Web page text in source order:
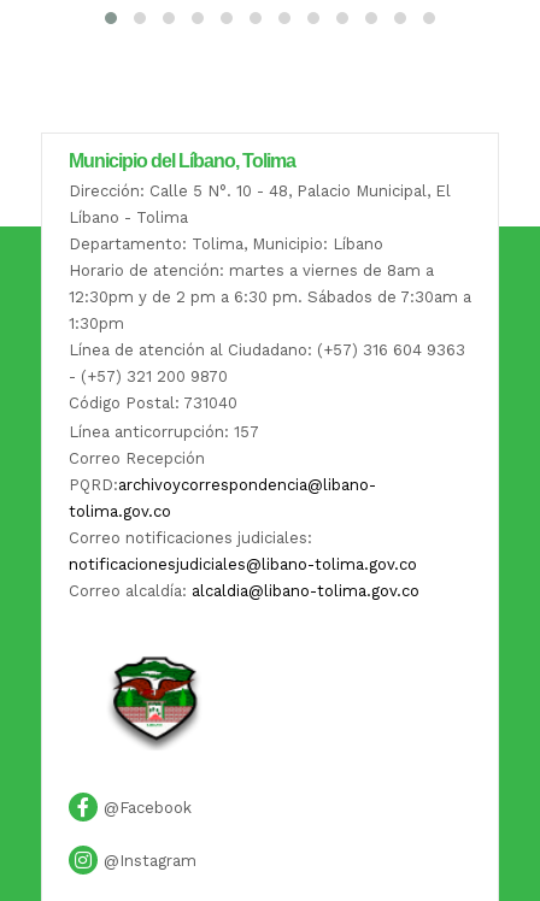
Municipio del Líbano, Tolima
Dirección: Calle 5 N°. 10 - 48, Palacio Municipal, El
Líbano - Tolima
Departamento: Tolima, Municipio: Líbano
Horario de atención: martes a viernes de 8am a
12:30pm y de 2 pm a 6:30 pm. Sábados de 7:30am a
1:30pm
Línea de atención al Ciudadano: (+57) 316 604 9363
- (+57) 321 200 9870
Código Postal: 731040
Línea anticorrupción: 157
Correo Recepción
PQRD:archivoycorrespondencia@libano-
tolima.gov.co
Correo notificaciones judiciales:
notificacionesjudiciales@libano-tolima.gov.co
Correo alcaldía: alcaldia@libano-tolima.gov.co
@Facebook
@Instagram